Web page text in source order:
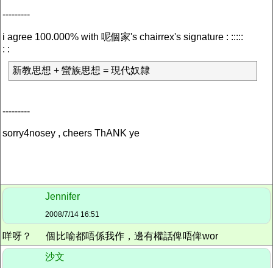
---------
i agree 100.000% with 呢個家's chairrex's signature : :::::
: :
新教思想 + 蠻族思想 = 現代奴隸
---------
sorry4nosey , cheers ThANK ye
Jennifer
2008/7/14 16:51
咩呀？
個比喻都唔係我作，邊有權話俾唔俾wor
沙文